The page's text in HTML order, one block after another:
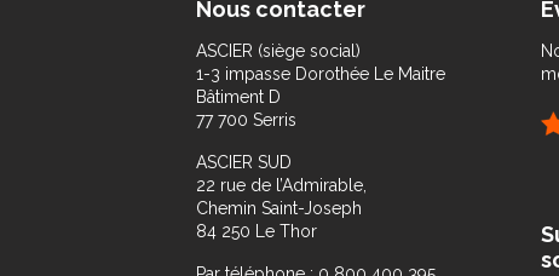
Nous contacter
ASCIER (siège social)
1-3 impasse Dorothée Le Maitre
Bâtiment D
77 700 Serris
ASCIER SUD
22 rue de l’Admirable,
Chemin Saint-Joseph
84 250 Le Thor